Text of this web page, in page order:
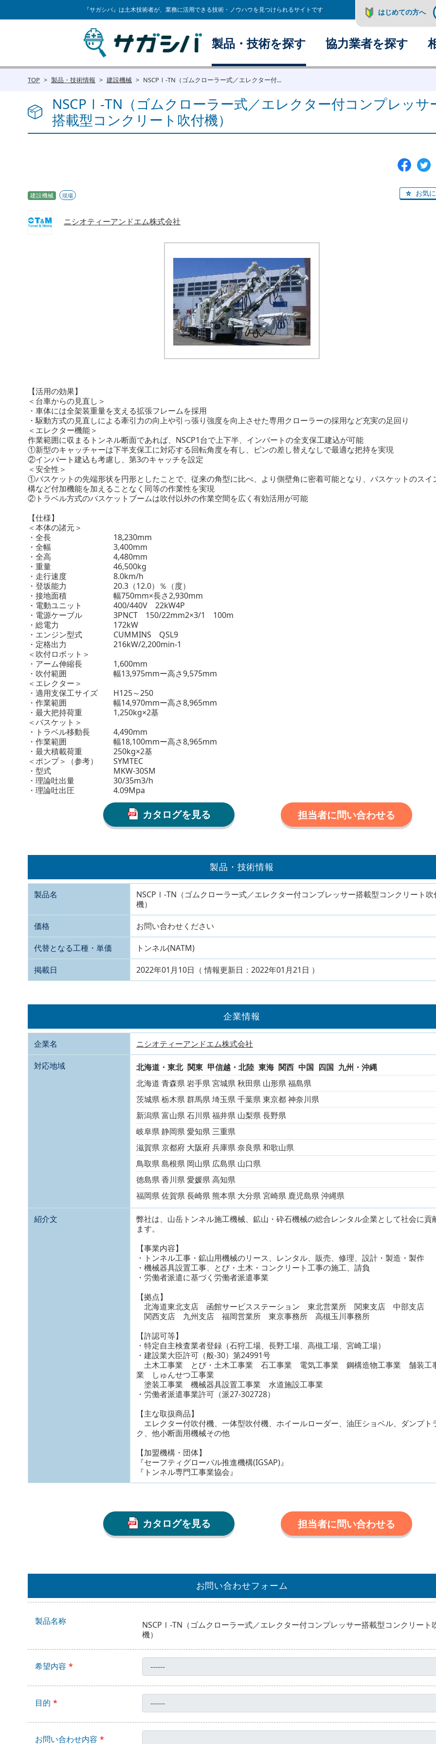
『サガシバ』は土木技術者が、業務に活用できる技術・ノウハウを見つけられるサイトです はじめての方へ
製品・技術を探す 協力業者を探す
TOP 製品・技術情報 建設機械 NSCPⅠ-TN（ゴムクローラー式／エレクター付...
NSCPⅠ-TN（ゴムクローラー式／エレクター付コンプレッサ
搭載型コンクリート吹付機）
建設機械 現場
ニシオティーアンドエム株式会社
お気
【活用の効果】
＜台車からの見直し＞
・車体には全架装重量を支える拡張フレームを採用
・駆動方式の見直しによる牽引力の向上や引っ張り強度を向上させた専用クローラーの採用など充実の足回り
＜エレクター機能＞
作業範囲に収まるトンネル断面であれば、NSCP1台で上下半、インバートの全支保工建込が可能
①新型のキャッチャーは下半支保工に対応する回転角度を有し、ピンの差し替えなしで最適な把持を実現
②インバート建込も考慮し、第3のキャッチを設定
＜安全性＞
①バスケットの先端形状を円形としたことで、従来の角型に比べ、より側壁角に密着可能となり、バスケットのスイ
構など付加機能を加えることなく同等の作業性を実現
②トラベル方式のバスケットブームは吹付以外の作業空間を広く有効活用が可能
【仕様】
＜本体の諸元＞
・全長 18,230mm
・全幅 3,400mm
・全高 4,480mm
・重量 46,500kg
・走行速度 8.0km/h
・登坂能力 20.3（12.0）％（度）
・接地面積 幅750mm×長さ2,930mm
・電動ユニット 400/440V 22kW4P
・電源ケーブル 3PNCT 150/22mm2×3/1 100m
・総電力 172kW
・エンジン型式 CUMMINS QSL9
・定格出力 216kW/2,200min-1
＜吹付ロボット＞
・アーム伸縮長 1,600mm
・吹付範囲 幅13,975mmー高さ9,575mm
＜エレクター＞
・適用支保工サイズ H125～250
・作業範囲 幅14,970mmー高さ8,965mm
・最大把持荷重 1,250kg×2基
＜バスケット＞
・トラベル移動長 4,490mm
・作業範囲 幅18,100mmー高さ8,965mm
・最大積載荷重 250kg×2基
＜ポンプ＞（参考） SYMTEC
・型式 MKW-30SM
・理論吐出量 30/35m3/h
・理論吐出圧 4.09Mpa
カタログを見る 担当者に問い合わせる
製品・技術情報
製品名
NSCPⅠ-TN（ゴムクローラー式／エレクター付コンプレッサー搭載型コンクリート吹
機）
価格 お問い合わせください
代替となる工種・単価 トンネル(NATM)
掲載日 2022年01月10日（ 情報更新日：2022年01月21日 ）
企業情報
企業名 ニシオティーアンドエム株式会社
対応地域 北海道・東北 関東 甲信越・北陸 東海 関西 中国 四国 九州・沖縄
北海道 青森県岩手県宮城県秋田県 山形県福島県
茨城県栃木県群馬県埼玉県千葉県東京都神奈川県
新潟県富山県石川県福井県 山梨県長野県
岐阜県静岡県愛知県三重県
滋賀県京都府 大阪府兵庫県奈良県和歌山県
鳥取県島根県 岡山県 広島県 山口県
徳島県香川県愛媛県高知県
福岡県佐賀県長崎県 熊本県 大分県宮崎県 鹿児島県沖縄県
紹介文
弊社は、山岳トンネル施工機械、鉱山・砕石機械の総合レンタル企業として社会に貢
ます。
【事業内容】
・トンネル工事・鉱山用機械のリース、レンタル、販売、修理、設計・製造・製作
・機械器具設置工事、とび・土木・コンクリート工事の施工、請負
・労働者派遣に基づく労働者派遣事業
【拠点】
北海道東北支店 函館サービスステーション 東北営業所 関東支店 中部支店
関西支店 九州支店 福岡営業所 東京事務所 高槻玉川事務所
【許認可等】
・特定自主検査業者登録（石狩工場、長野工場、高槻工場、宮崎工場）
・建設業大臣許可（般-30）第24991号
土木工事業 とび・土木工事業 石工事業 電気工事業 鋼構造物工事業 舗装工
業 しゅんせつ工事業
塗装工事業 機械器具設置工事業 水道施設工事業
・労働者派遣事業許可（派27-302728）
【主な取扱商品】
エレクター付吹付機、一体型吹付機、ホイールローダー、油圧ショベル、ダンプト
ク、他小断面用機械その他
【加盟機構・団体】
『セーフティグローバル推進機構(IGSAP)』
『トンネル専門工事業協会』
カタログを見る 担当者に問い合わせる
お問い合わせフォーム
製品名称
NSCPⅠ-TN（ゴムクローラー式／エレクター付コンプレッサー搭載型コンクリート
機）
希望内容
目的
お問い合わせ内容